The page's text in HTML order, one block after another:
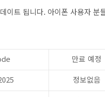
이트 됩니다. 아이폰 사용자 분
만료 예정
정보없음